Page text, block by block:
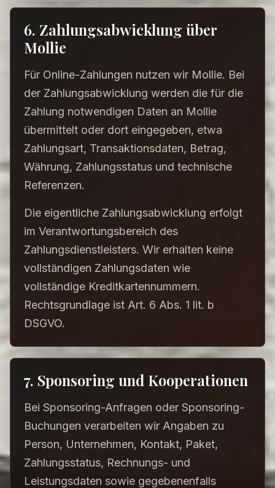
6. Zahlungsabwicklung über
Mollie
Für Online-Zahlungen nutzen wir Mollie. Bei
der Zahlungsabwicklung werden die für die
Zahlung notwendigen Daten an Mollie
übermittelt oder dort eingegeben, etwa
Zahlungsart, Transaktionsdaten, Betrag,
Währung, Zahlungsstatus und technische
Referenzen.
Die eigentliche Zahlungsabwicklung erfolgt
im Verantwortungsbereich des
Zahlungsdienstleisters. Wir erhalten keine
vollständigen Zahlungsdaten wie
vollständige Kreditkartennummern.
Rechtsgrundlage ist Art. 6 Abs. 1 lit. b
DSGVO.
7. Sponsoring und Kooperationen
Bei Sponsoring-Anfragen oder Sponsoring-
Buchungen verarbeiten wir Angaben zu
Person, Unternehmen, Kontakt, Paket,
Zahlungsstatus, Rechnungs- und
Leistungsdaten sowie gegebenenfalls